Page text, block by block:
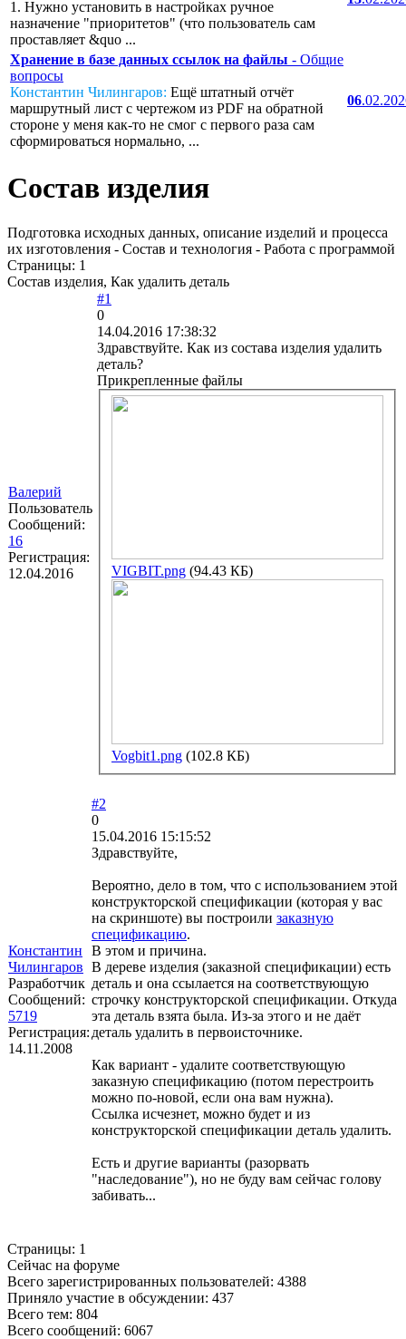
1. Нужно установить в настройках ручное
назначение "приоритетов" (что пользователь сам
проставляет &quo ...
Хранение в базе данных ссылок на файлы - Общие
вопросы
Константин Чилингаров: Ещё штатный отчёт
маршрутный лист с чертежом из PDF на обратной
стороне у меня как-то не смог с первого раза сам
сформироваться нормально, ...
06
Состав изделия
Подготовка исходных данных, описание изделий и процесса
их изготовления - Состав и технология - Работа с программой
Страницы: 1
Состав изделия, Как удалить деталь
Валерий
Пользователь
Сообщений:
16
Регистрация:
12.04.2016
#1
0
14.04.2016 17:38:32
Здравствуйте. Как из состава изделия удалить
деталь?
Прикрепленные файлы
VIGBIT.png (94.43 КБ)
Vogbit1.png (102.8 КБ)
Константин
Чилингаров
Разработчик
Сообщений:
5719
Регистрация:
14.11.2008
#2
0
15.04.2016 15:15:52
Здравствуйте,
Вероятно, дело в том, что с использованием этой
конструкторской спецификации (которая у вас
на скриншоте) вы построили заказную
спецификацию.
В этом и причина.
В дереве изделия (заказной спецификации) есть
деталь и она ссылается на соответствующую
строчку конструкторской спецификации. Откуда
эта деталь взята была. Из-за этого и не даёт
деталь удалить в первоисточнике.
Как вариант - удалите соответствующую
заказную спецификацию (потом перестроить
можно по-новой, если она вам нужна).
Ссылка исчезнет, можно будет и из
конструкторской спецификации деталь удалить.
Есть и другие варианты (разорвать
"наследование"), но не буду вам сейчас голову
забивать...
Страницы: 1
Сейчас на форуме
Всего зарегистрированных пользователей: 4388
Приняло участие в обсуждении: 437
Всего тем: 804
Всего сообщений: 6067